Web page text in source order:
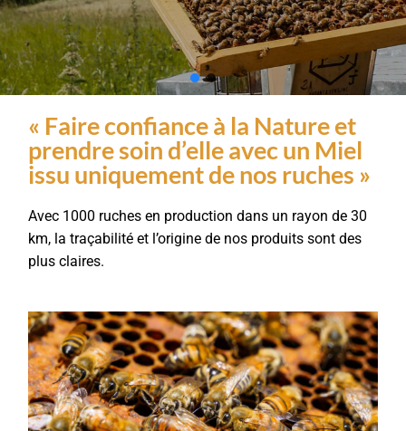
« Faire confiance à la Nature et
prendre soin d’elle avec un Miel
issu uniquement de nos ruches »
Avec 1000 ruches en production dans un rayon de 30
km, la traçabilité et l’origine de nos produits sont des
plus claires.